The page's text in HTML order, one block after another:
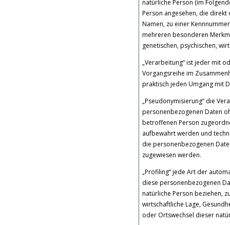
natürliche Person (im
Person angesehen, die
Namen, zu einer
mehreren besonderen
genetischen, psychischen,
„Verarbeitung“ ist jeder mit
Vorgangsreihe im
praktisch jeden Umgang mit
„Pseudonymisierung“ die
personenbezogenen Daten
betroffenen Person
aufbewahrt werden und
die personenbezogenen
zugewiesen werden.
„Profiling“ jede Art der
diese personenbezogenen
natürliche Person beziehen,
wirtschaftliche Lage,
oder Ortswechsel dieser